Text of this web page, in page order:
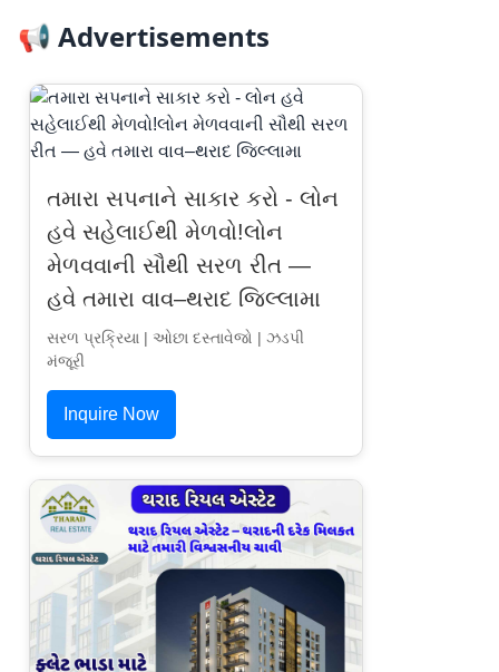
📢 Advertisements
તમારા સપનાને સાકાર કરો - લોન
હવે સહેલાઈથી મેળવો!લોન
મેળવવાની સૌથી સરળ રીત —
હવે તમારા વાવ–થરાદ જિલ્લામા
સરળ પ્રક્રિયા | ઓછા દસ્તાવેજો | ઝડપી
મંજૂરી
Inquire Now